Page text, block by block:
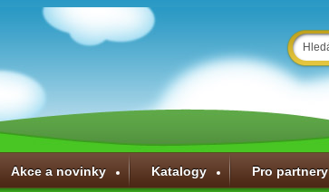
Akce a novinky Katalogy Pro partnery